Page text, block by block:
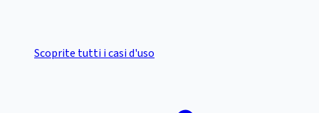
Scoprite tutti i casi d'uso